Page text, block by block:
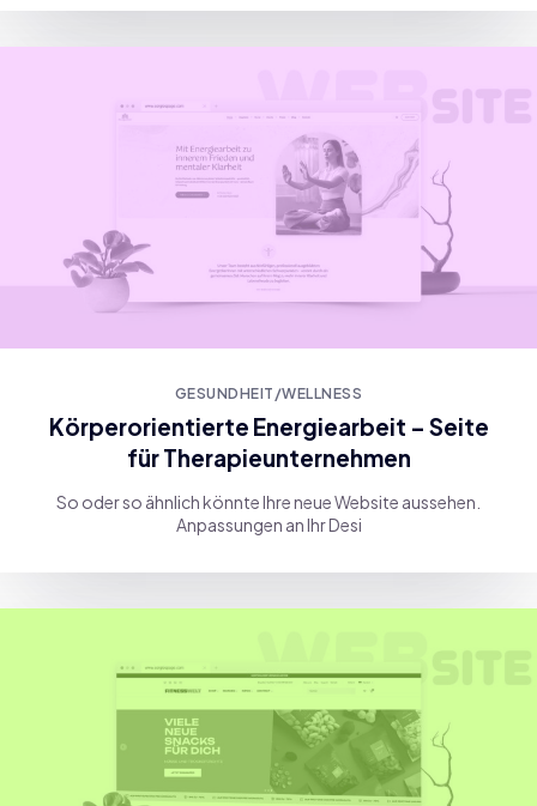
GESUNDHEIT/WELLNESS
Körperorientierte Energiearbeit – Seite
für Therapieunternehmen
So oder so ähnlich könnte Ihre neue Website aussehen.
Anpassungen an Ihr Desi